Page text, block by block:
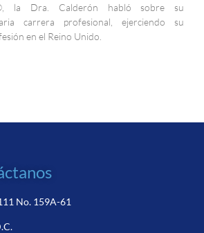
la Dra. Calderón habló sobre su
carrera profesional, ejerciendo su
en el Reino Unido.
No. 159A-61